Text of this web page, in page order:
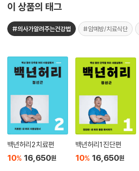
이 상품의 태그
#의사가알려주는건강법 #암예방/치료식단
백년허리2 치료편
10% 16,650원
백년허리1 진단편
10% 16,650원